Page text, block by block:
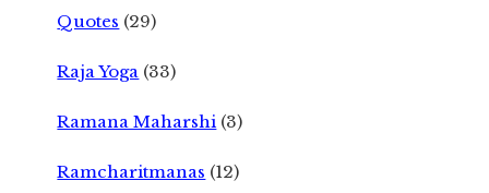
Quotes (29)
Raja Yoga (33)
Ramana Maharshi (3)
Ramcharitmanas (12)